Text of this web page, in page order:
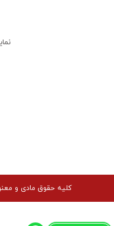
کلیه حقوق مادی و